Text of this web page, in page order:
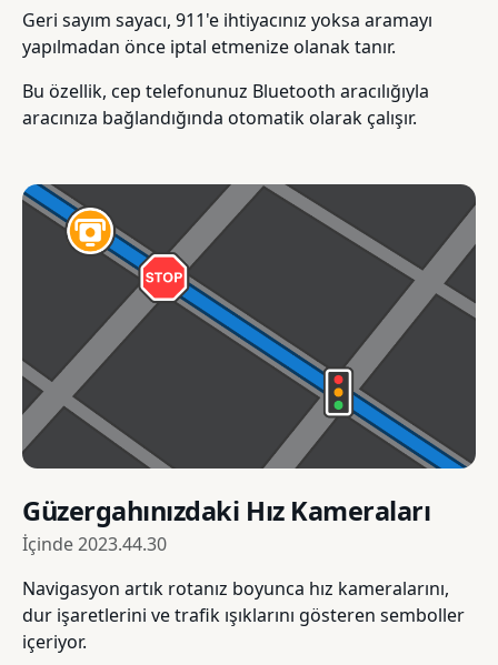
Geri sayım sayacı, 911'e ihtiyacınız yoksa aramayı
yapılmadan önce iptal etmenize olanak tanır.
Bu özellik, cep telefonunuz Bluetooth aracılığıyla
aracınıza bağlandığında otomatik olarak çalışır.
Güzergahınızdaki Hız Kameraları
İçinde2023.44.30
Navigasyon artık rotanız boyunca hız kameralarını,
dur işaretlerini ve trafik ışıklarını gösteren semboller
içeriyor.